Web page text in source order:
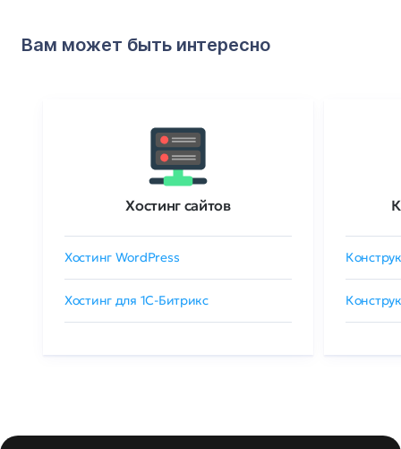
Вам может быть интересно
Хостинг сайтов
Хостинг WordPress
Хостинг для 1C-Битрикс